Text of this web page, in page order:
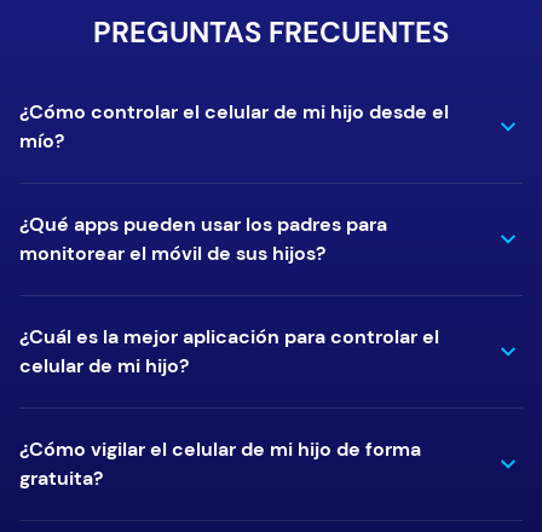
PREGUNTAS FRECUENTES
¿Cómo controlar el celular de mi hijo desde el
mío?
¿Qué apps pueden usar los padres para
monitorear el móvil de sus hijos?
¿Cuál es la mejor aplicación para controlar el
celular de mi hijo?
¿Cómo vigilar el celular de mi hijo de forma
gratuita?